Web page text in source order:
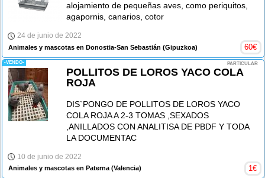
alojamiento de pequeñas aves, como periquitos,
agapornis, canarios, cotor
24 de junio de 2022
Animales y mascotas en Donostia-San Sebastián (Gipuzkoa) 60€
-VENDO- PARTICULAR
POLLITOS DE LOROS YACO COLA
ROJA
DIS`PONGO DE POLLITOS DE LOROS YACO
COLA ROJA A 2-3 TOMAS ,SEXADOS
,ANILLADOS CON ANALITISA DE PBDF Y TODA
LA DOCUMENTAC
10 de junio de 2022
Animales y mascotas en Paterna (Valencia) 1€